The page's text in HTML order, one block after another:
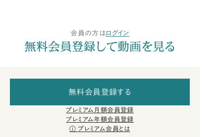
会員の方はログイン
無料会員登録して動画を見る
無料会員登録する
プレミアム月額会員登録
プレミアム年額会員登録
プレミアム会員とは